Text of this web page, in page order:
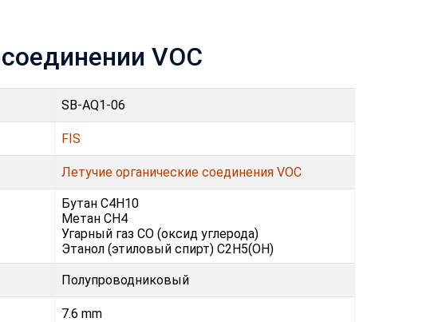
VOC
SB-AQ1-06
FIS
Летучие органические соединения VOC
Бутан C4H10
Метан CH4
Угарный газ CO (оксид углерода)
Этанол (этиловый спирт) C2H5(OH)
Полупроводниковый
7.6 mm